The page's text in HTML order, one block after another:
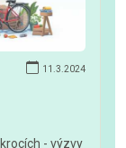
11.3.2024
- výzvy